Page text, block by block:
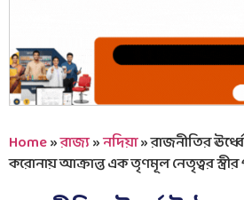
Home»রাজ্য»নদিয়া»রাজনীতির
করোনায় আক্রান্ত এক তৃণমূল নেতৃত্বর স্ত্রীর